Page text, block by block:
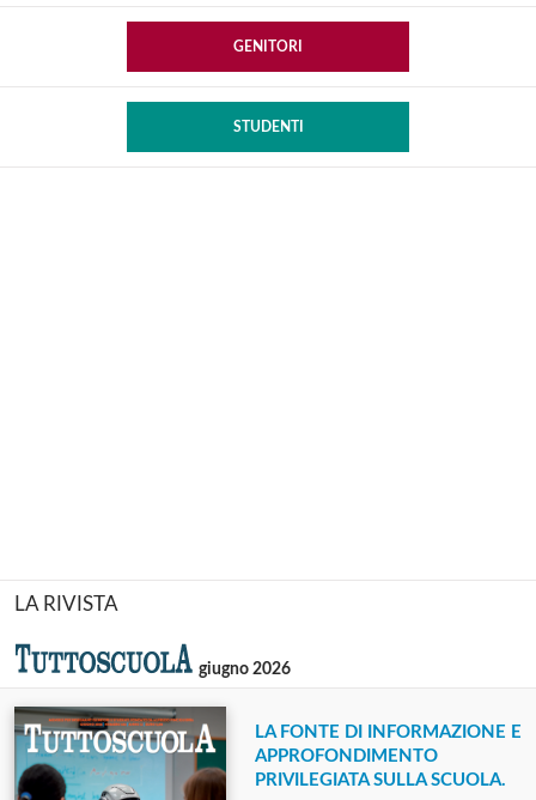
GENITORI
STUDENTI
LA RIVISTA
giugno 2026
LA FONTE DI INFORMAZIONE E
APPROFONDIMENTO
PRIVILEGIATA SULLA SCUOLA.